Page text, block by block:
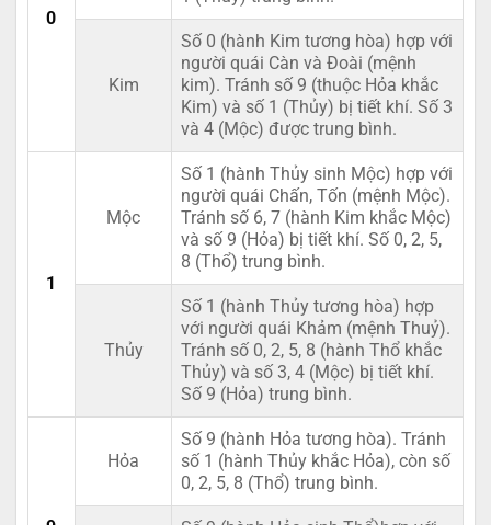
0
Kim
Số 0 (hành Kim tương hòa) hợp với
người quái Càn và Đoài (mệnh
kim). Tránh số 9 (thuộc Hỏa khắc
Kim) và số 1 (Thủy) bị tiết khí. Số 3
và 4 (Mộc) được trung bình.
1
Mộc
Số 1 (hành Thủy sinh Mộc) hợp với
người quái Chấn, Tốn (mệnh Mộc).
Tránh số 6, 7 (hành Kim khắc Mộc)
và số 9 (Hỏa) bị tiết khí. Số 0, 2, 5,
8 (Thổ) trung bình.
Thủy
Số 1 (hành Thủy tương hòa) hợp
với người quái Khảm (mệnh Thuỷ).
Tránh số 0, 2, 5, 8 (hành Thổ khắc
Thủy) và số 3, 4 (Mộc) bị tiết khí.
Số 9 (Hỏa) trung bình.
Hỏa
Số 9 (hành Hỏa tương hòa). Tránh
số 1 (hành Thủy khắc Hỏa), còn số
0, 2, 5, 8 (Thổ) trung bình.